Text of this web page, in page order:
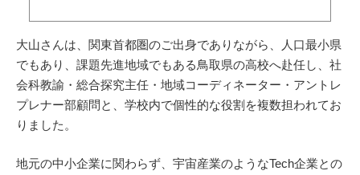
化を変える取り組みを続けてきた大山さん。どのように個性的な働き方をつく
っていったのかを聞きました。 大山力也（おおやま・りきや） 鳥取城北高校
教員。神奈...
大山さんは、関東首都圏のご出身でありながら、人口最小県
でもあり、課題先進地域でもある鳥取県の高校へ赴任し、社
会科教諭・総合探究主任・地域コーディネーター・アントレ
プレナー部顧問と、学校内で個性的な役割を複数担われてお
りました。
地元の中小企業に関わらず、宇宙産業のようなTech企業との